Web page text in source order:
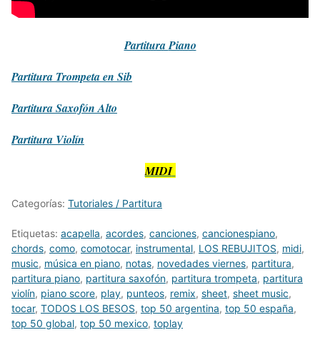
PartituraPiano
Partitura Trompeta en Sib
PartituraSaxofón Alto
Partitura Violín
MIDI
Categorías: Tutoriales / Partitura
Etiquetas: acapella, acordes, canciones, cancionespiano,
chords, como, comotocar, instrumental, LOS REBUJITOS, midi,
music, música en piano, notas, novedades viernes, partitura,
partitura piano, partitura saxofón, partitura trompeta, partitura
violín, piano score, play, punteos, remix, sheet, sheet music,
tocar, TODOS LOS BESOS, top 50 argentina, top 50 españa,
top 50 global, top 50 mexico, toplay